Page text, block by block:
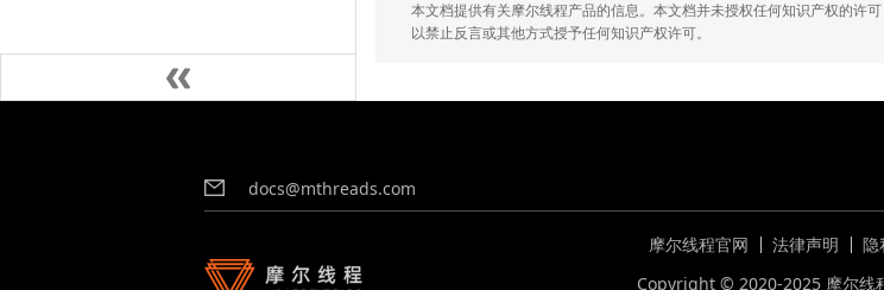
本文档提供有关摩尔线程产品的信息。本文档并未授权任何知识产权的许
以禁止反言或其他方式授予任何知识产权许可。
docs@mthreads.com
摩尔线程官网 法律声明
隐
Copyright © 2020-2025 摩尔线